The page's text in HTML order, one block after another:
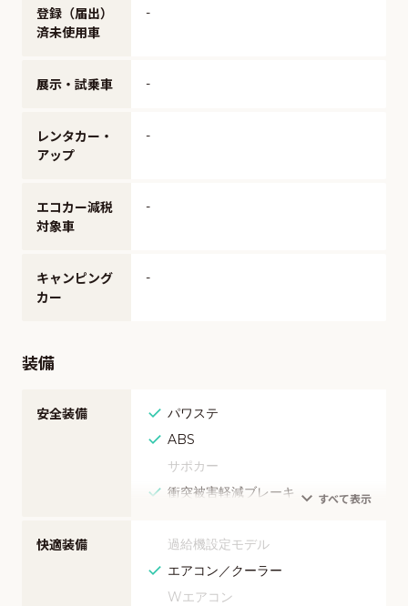
登録（届出）
済未使用車
-
展示・試乗車 -
レンタカー・
アップ
-
エコカー減税
対象車
-
キャンピング
カー
-
装備
安全装備
パワステ
ABS
サポカー
衝突被害軽減ブレーキ
レーンキープアシスト
アクセル踏み間違い（誤発進）防止
装置
快適装備
過給機設定モデル
エアコン／クーラー
Wエアコン